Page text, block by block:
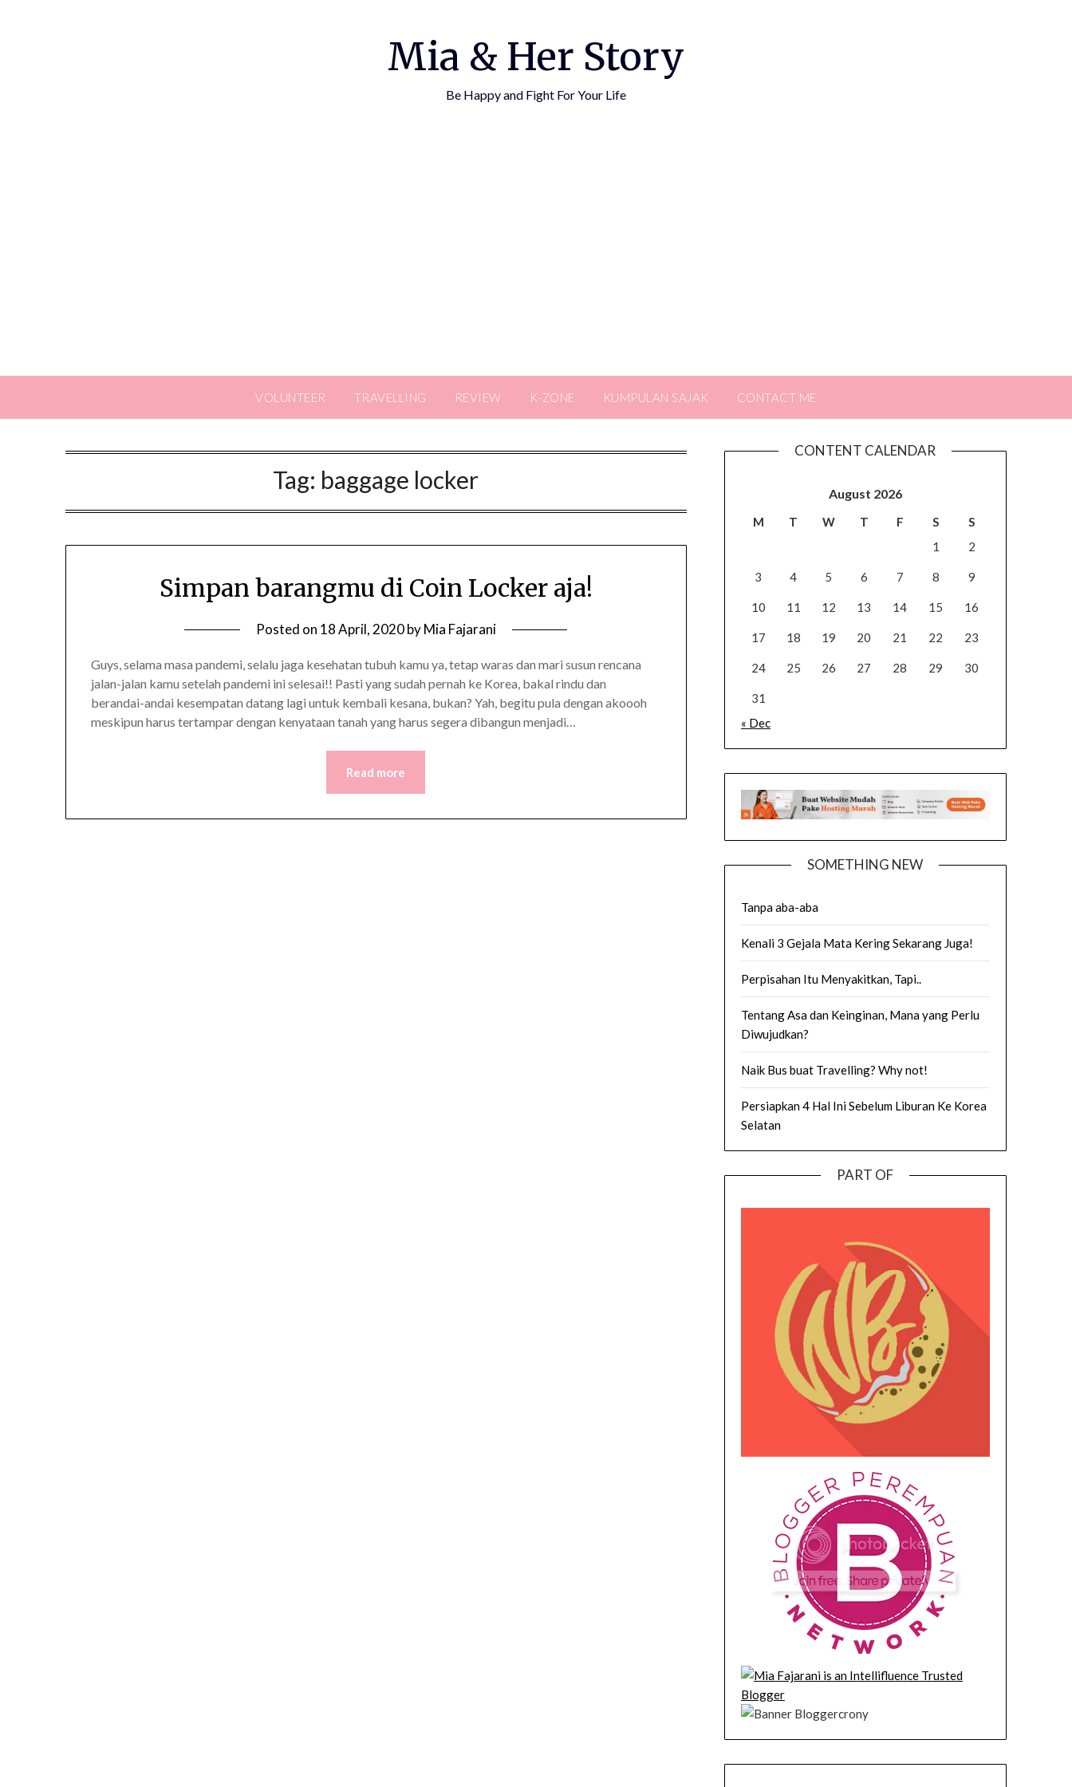
Mia & Her Story
Be Happy and Fight For Your Life
VOLUNTEER TRAVELLING REVIEW K-ZONE KUMPULAN SAJAK CONTACT ME
Tag: baggage locker
Simpan barangmu di Coin Locker aja!
Posted on 18 April, 2020byMia Fajarani
Guys, selama masa pandemi, selalu jaga kesehatan tubuh kamu ya, tetap waras dan mari susun rencana
jalan-jalan kamu setelah pandemi ini selesai!! Pasti yang sudah pernah ke Korea, bakal rindu dan
berandai-andai kesempatan datang lagi untuk kembali kesana, bukan? Yah, begitu pula dengan akoooh
meskipun harus tertampar dengan kenyataan tanah yang harus segera dibangun menjadi…
Read more
CONTENT CALENDAR
August 2026
M T W T F S
S
1
2
3 4 5 6 7 8 9
10 11 12 13 14 15 16
17 18 19 20 21 22 23
24 25 26 27 28 29 30
31
« Dec
SOMETHING NEW
Tanpa aba-aba
Kenali 3 Gejala Mata Kering Sekarang Juga!
Perpisahan Itu Menyakitkan, Tapi..
Tentang Asa dan Keinginan, Mana yang Perlu
Diwujudkan?
Naik Bus buat Travelling? Why not!
Persiapkan 4 Hal Ini Sebelum Liburan Ke Korea
Selatan
PART OF